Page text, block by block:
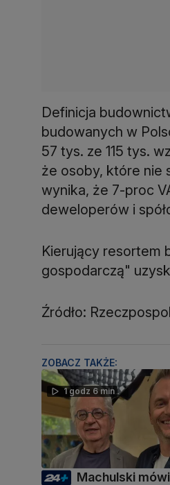
Definicja
budowanych w
57 tys. ze 115 tys.
że osoby, które nie
wynika, że 7-proc
deweloperów i
Kierujący resortem
gospodarczą"
Źródło:
ZOBACZ TAKŻE:
1 godz 6 min
Machulski mówi